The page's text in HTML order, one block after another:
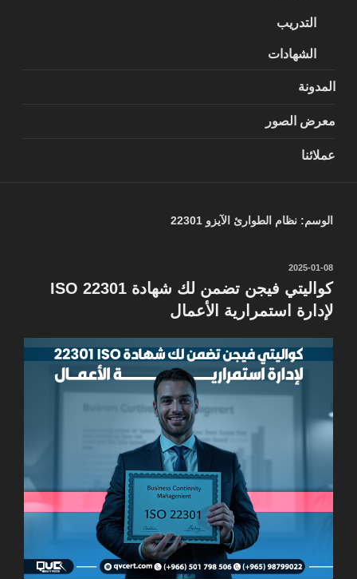
التدريب
الشهادات
المدونة
معرض الصور
عملائنا
الوسم: نظام الطوارئ الآيزو 22301
نُشر
في
2025-01-08
كواليتي فيجن تضمن لك شهادة ISO 22301
لإدارة استمرارية الأعمال